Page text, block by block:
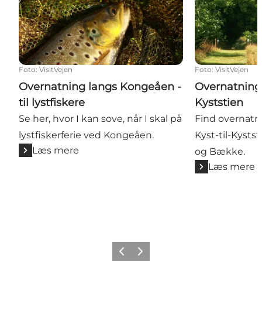
Foto: VisitVejen
Overnatning langs Kongeåen -
til lystfiskere
Se her, hvor I kan sove, når I skal på
lystfiskerferie ved Kongeåen.
Læs mere
Foto: VisitVejen
Kyststien
Find
Kyst-til-
og Bække.
Læs mere
Forrige billede
Næste billede